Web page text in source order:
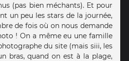
(pas bien méchants). Et pour
un peu les stars de la journée,
de fois où on nous demande
! On a même eu une famille
du site (mais siii, les
bras, quand on est à la plage,